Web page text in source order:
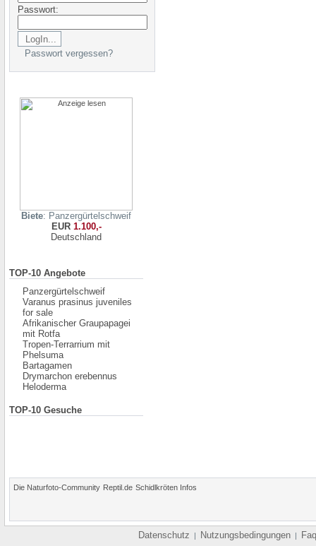
Passwort:
Passwort vergessen?
Biete: Panzergürtelschweif
EUR1.100,-
Deutschland
TOP-10 Angebote
Panzergürtelschweif
Varanus prasinus juveniles
for sale
Afrikanischer Graupapagei
mit Rotfa
Tropen-Terrarrium mit
Phelsuma
Bartagamen
Drymarchon erebennus
Heloderma
TOP-10 Gesuche
Die Naturfoto-Community Reptil.de Schidlkröten Infos
Datenschutz | Nutzungsbedingungen | Faq